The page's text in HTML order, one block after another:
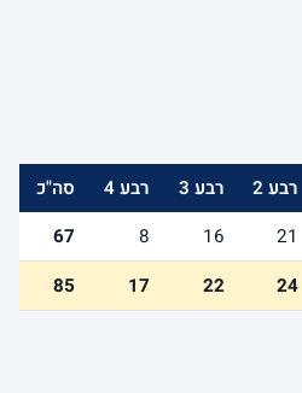
רבע 2 רבע 3 רבע 4
סה"כ
21
16
8
67
24
22
17
85